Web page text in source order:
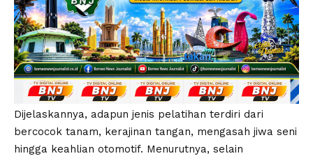
Dijelaskannya, adapun jenis pelatihan terdiri dari
bercocok tanam, kerajinan tangan, mengasah jiwa seni
hingga keahlian otomotif. Menurutnya, selain